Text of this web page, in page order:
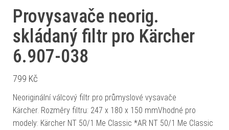
Provysavače neorig.
skládaný filtr pro Kärcher
6.907-038
799 Kč
Neoriginální válcový filtr pro průmyslové vysavače
Kärcher. Rozměry filtru: 247 x 180 x 150 mmVhodné pro
modely: Kärcher NT 50/1 Me Classic *AR NT 50/1 Me Classic